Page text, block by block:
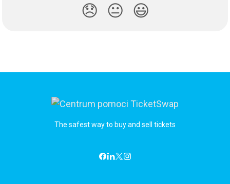
😞 😐 😃
The safest way to buy and sell tickets